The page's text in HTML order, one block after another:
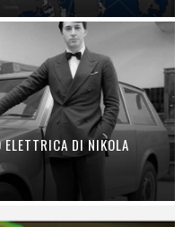
ELETTRICA DI NIKOLA